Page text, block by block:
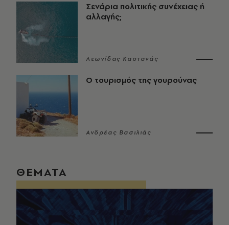
Σενάρια πολιτικής συνέχειας ή
αλλαγής;
Λεωνίδας Καστανάς
Ο τουρισμός της γουρούνας
Ανδρέας Βασιλιάς
ΘΕΜΑΤΑ